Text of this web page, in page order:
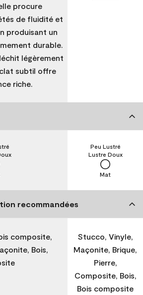
procure
de fluidité et
produisant un
durable.
légèrement
subtil offre
riche.
Mat
Lustre Doux
Peu Lustré
recommandées
composite,
Bois,
Stucco, Vinyle,
Maçonite, Brique,
Pierre,
Composite, Bois,
Bois composite